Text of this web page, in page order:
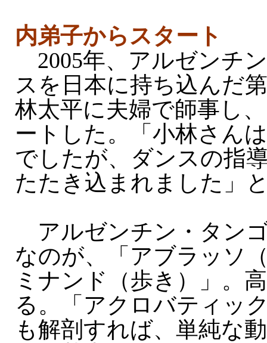
内弟子からスタート
2005年、アルゼンチ
スを日本に持ち込んだ
林太平に夫婦で師事し
ートした。「小林さん
でしたが、ダンスの指
たたき込まれました」
アルゼンチン・タン
なのが、「アブラッソ
ミナンド（歩き）」。
る。「アクロバティッ
も解剖すれば、単純な